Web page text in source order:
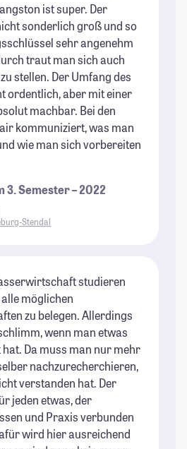
ist super. Der
sonderlich groß und so
sehr angenehm
traut man sich auch
stellen. Der Umfang des
ordentlich, aber mit einer
machbar. Bei den
kommuniziert, was man
wie man sich vorbereiten
3. Semester – 2022
Stendal
studieren
möglichen
zu belegen. Allerdings
wenn man etwas
Da muss man nur mehr
nachzurecherchieren,
verstanden hat. Der
jeden etwas, der
und Praxis verbunden
wird hier ausreichend